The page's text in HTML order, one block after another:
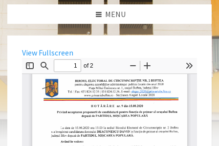
MENU
View Fullscreen